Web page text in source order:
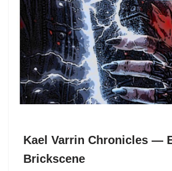
Kael Varrin Chronicles —
Brickscene